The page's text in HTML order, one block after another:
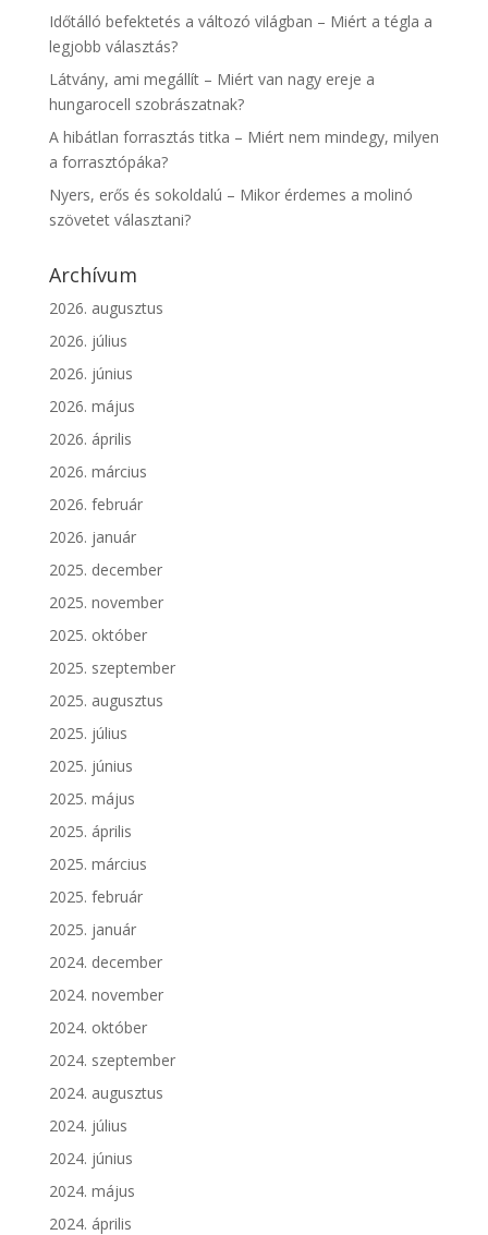
Időtálló befektetés a változó világban – Miért a tégla a
legjobb választás?
Látvány, ami megállít – Miért van nagy ereje a
hungarocell szobrászatnak?
A hibátlan forrasztás titka – Miért nem mindegy, milyen
a forrasztópáka?
Nyers, erős és sokoldalú – Mikor érdemes a molinó
szövetet választani?
Archívum
2026. augusztus
2026. július
2026. június
2026. május
2026. április
2026. március
2026. február
2026. január
2025. december
2025. november
2025. október
2025. szeptember
2025. augusztus
2025. július
2025. június
2025. május
2025. április
2025. március
2025. február
2025. január
2024. december
2024. november
2024. október
2024. szeptember
2024. augusztus
2024. július
2024. június
2024. május
2024. április